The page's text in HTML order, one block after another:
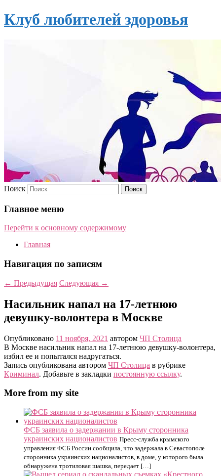
Клуб любителей здоровья
Поиск
Главное меню
Перейти к основному содержимому
Главная
Навигация по записям
← Предыдущая Следующая →
Насильник напал на 17-летнюю
девушку-волонтера в Москве
Опубликовано 11 ноября, 2021 автором ЧП Столица
В Москве насильник напал на 17-летнюю девушку-волонтера,
избил ее и попытался надругаться.
Запись опубликована автором ЧП Столица в рубрике
Криминал. Добавьте в закладки постоянную ссылку.
More from my site
ФСБ заявила о задержании в Крыму сторонника
украинских националистов Пресс-служба крымского
управления ФСБ России сообщила, что задержала в Севастополе
сторонника украинских националистов, в доме, у которого была
обнаружена тротиловая шашка, передает […]